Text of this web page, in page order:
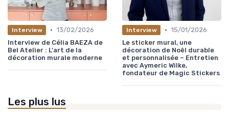
Interview • 13/02/2026
Interview de Célia BAEZA de
Bel Atelier : L'art de la
décoration murale moderne
Interview • 15/01/2026
Le sticker mural, une
décoration de Noël durable
et personnalisée – Entretien
avec Aymeric Wilke,
fondateur de Magic Stickers
Les plus lus